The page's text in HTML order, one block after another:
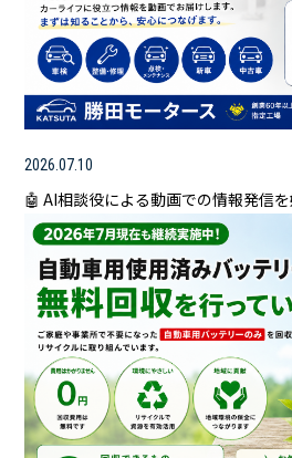
2026.07.10
🤖 AI相談役による動画での情報発信